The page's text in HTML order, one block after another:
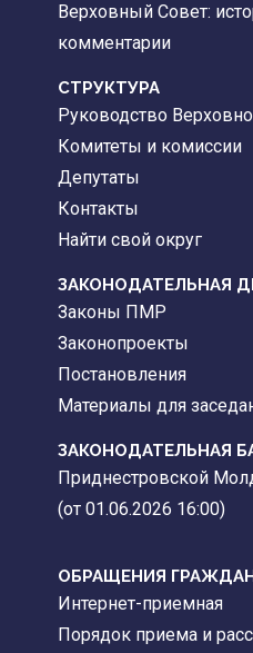
Верховный Совет:
комментарии
CТРУКТУРА
Руководство
Комитеты и комиссии
Депутаты
Контакты
Найти свой округ
ЗАКОНОДАТЕЛЬНАЯ
Законы ПМР
Законопроекты
Постановления
Материалы для
ЗАКОНОДАТЕЛЬНАЯ
Приднестровской
(от 01.06.2026 16:00)
ОБРАЩЕНИЯ
Интернет-приемная
Порядок приема и